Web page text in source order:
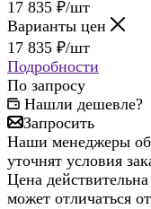
17 835 ₽/шт
Варианты цен
17 835 ₽/шт
Подробности
По запросу
Нашли дешевле?
Запросить
Наши менеджеры
уточнят условия
Цена
может отличаться